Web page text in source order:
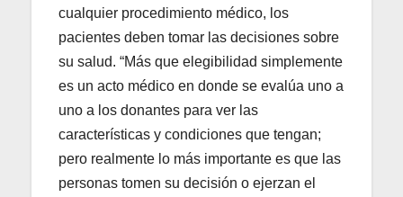
cualquier procedimiento médico, los
pacientes deben tomar las decisiones sobre
su salud. “Más que elegibilidad simplemente
es un acto médico en donde se evalúa uno a
uno a los donantes para ver las
características y condiciones que tengan;
pero realmente lo más importante es que las
personas tomen su decisión o ejerzan el